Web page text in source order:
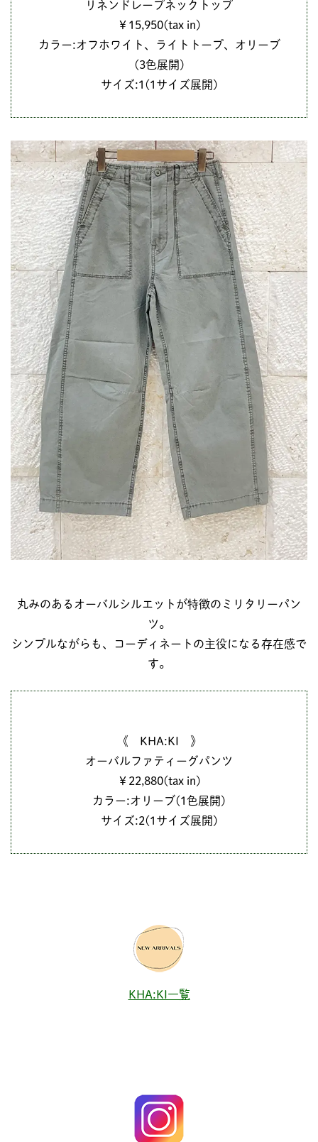
リネンドレープネックトップ
￥15,950(tax in)
カラー:オフホワイト、ライトトープ、オリーブ
(3色展開)
サイズ:1(1サイズ展開)
丸みのあるオーバルシルエットが特徴のミリタリーパン
ツ。
シンプルながらも、コーディネートの主役になる存在感で
す。
《 KHA:KI 》
オーバルファティーグパンツ
￥22,880(tax in)
カラー:オリーブ(1色展開)
サイズ:2(1サイズ展開)
KHA:KI一覧